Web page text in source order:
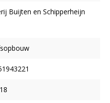
Buijten en Schipperheijn